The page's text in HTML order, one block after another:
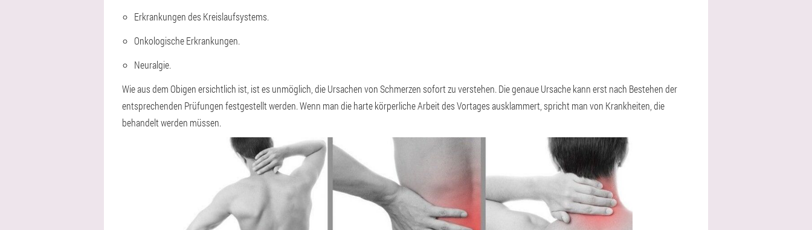
Erkrankungen des Kreislaufsystems.
Onkologische Erkrankungen.
Neuralgie.
Wie aus dem Obigen ersichtlich ist, ist es unmöglich, die Ursachen von Schmerzen sofort zu verstehen. Die genaue Ursache kann erst nach Bestehen der
entsprechenden Prüfungen festgestellt werden. Wenn man die harte körperliche Arbeit des Vortages ausklammert, spricht man von Krankheiten, die
behandelt werden müssen.